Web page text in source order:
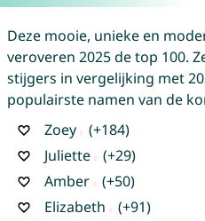
Deze mooie, unieke en
veroveren 2025 de top 100.
stijgers in vergelijking met
populairste namen van de
Zoey
(+184)
Juliette
(+29)
Amber
(+50)
Elizabeth
(+91)